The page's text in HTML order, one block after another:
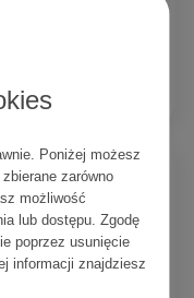
Poniżej możesz
zarówno
możliwość
lub dostępu. Zgodę
poprzez usunięcie
informacji znajdziesz
0